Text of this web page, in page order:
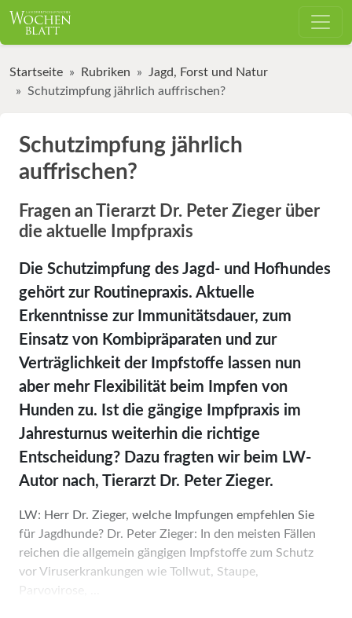
Startseite Rubriken
Jagd, Forst und Natur
Schutzimpfung jährlich auffrischen?
Schutzimpfung jährlich
auffrischen?
Fragen an Tierarzt Dr. Peter Zieger über
die aktuelle Impfpraxis
Die Schutzimpfung des Jagd- und Hofhundes
gehört zur Routinepraxis. Aktuelle
Erkenntnisse zur Immunitätsdauer, zum
Einsatz von Kombipräparaten und zur
Verträglichkeit der Impfstoffe lassen nun
aber mehr Flexibilität beim Impfen von
Hunden zu. Ist die gängige Impfpraxis im
Jahresturnus weiterhin die richtige
Entscheidung? Dazu fragten wir beim LW-
Autor nach, Tierarzt Dr. Peter Zieger.
LW: Herr Dr. Zieger, welche Impfungen empfehlen Sie
für Jagdhunde? Dr. Peter Zieger: In den meisten Fällen
reichen die allgemein gängigen Impfstoffe zum Schutz
vor Viruserkrankungen wie Tollwut, Staupe,
Parvovirose, ...